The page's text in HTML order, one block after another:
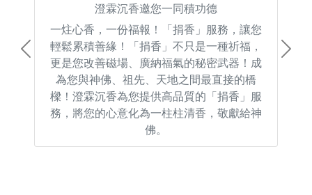
澄霖沉香邀您一同積功德
一炷心香，一份福報！「捐香」服務，讓您
輕鬆累積善緣！「捐香」不只是一種祈福，
更是您改善磁場、廣納福氣的秘密武器！成
為您與神佛、祖先、天地之間最直接的橋
樑！澄霖沉香為您提供高品質的「捐香」服
務，將您的心意化為一柱柱清香，敬獻給神
佛。
Previous Next